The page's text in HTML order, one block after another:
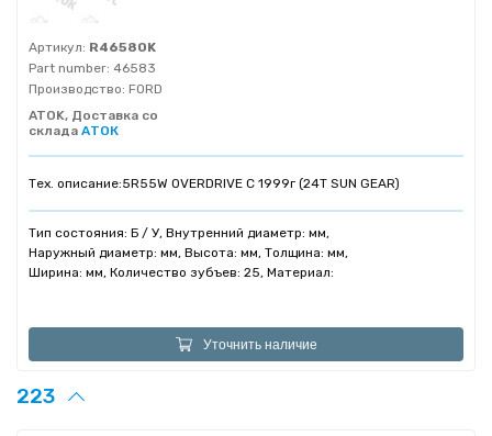
Артикул: R46580K
Part number: 46583
Производство: FORD
ATOK, Доставка со
склада АТОК
Тех. описание:5R55W OVERDRIVE С 1999г (24T SUN GEAR)
Тип состояния: Б / У, Внутренний диаметр: мм,
Наружный диаметр: мм, Высота: мм, Толщина: мм,
Ширина: мм, Количество зубъев: 25, Материал:
Уточнить наличие
223